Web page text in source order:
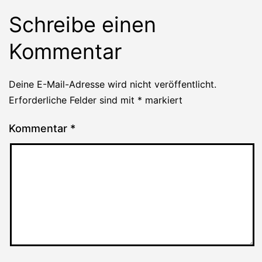
Schreibe einen
Kommentar
Deine E-Mail-Adresse wird nicht veröffentlicht.
Erforderliche Felder sind mit * markiert
Kommentar *